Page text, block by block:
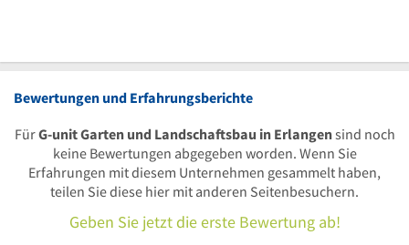
Bewertungen und Erfahrungsberichte
FürG-unit Garten und Landschaftsbau in Erlangensind noch
keine Bewertungen abgegeben worden. Wenn Sie
Erfahrungen mit diesem Unternehmen gesammelt haben,
teilen Sie diese hier mit anderen Seitenbesuchern.
Geben Sie jetzt die erste Bewertung ab!